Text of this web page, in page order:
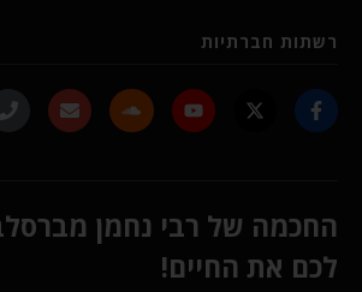
רשתות חברתיות
החכמה של רבי נחמן
לכם את החיים!